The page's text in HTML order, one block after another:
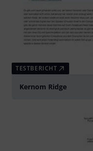
TESTBERICHT
Kernom Ridge